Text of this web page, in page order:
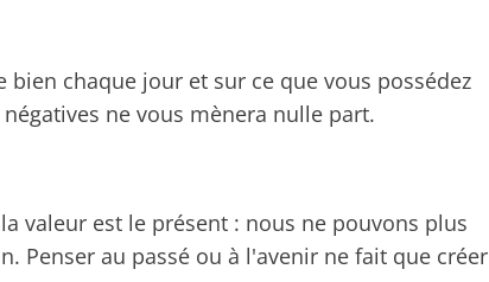
bien chaque jour et sur ce que vous possédez
ne vous mènera nulle part.
valeur est le présent : nous ne pouvons plus
Penser au passé ou à l'avenir ne fait que créer